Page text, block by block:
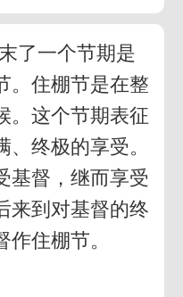
了一个节期是
。住棚节是在整
。这个节期表征
终极的享受。
基督，继而享受
来到对基督的终
住棚节。